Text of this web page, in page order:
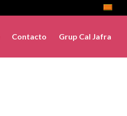
Contacto Grup Cal Jafra